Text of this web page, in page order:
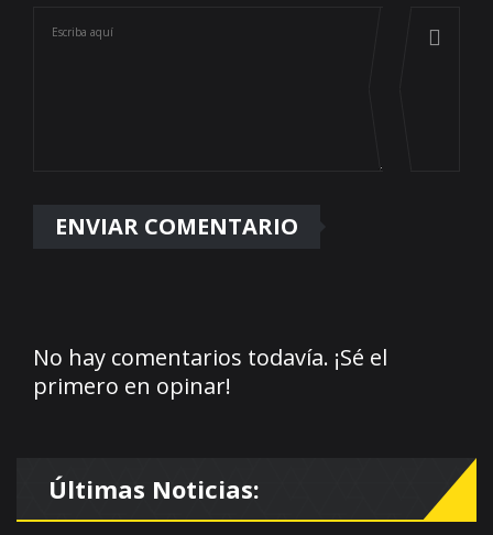
No hay comentarios todavía. ¡Sé el
primero en opinar!
Últimas Noticias: